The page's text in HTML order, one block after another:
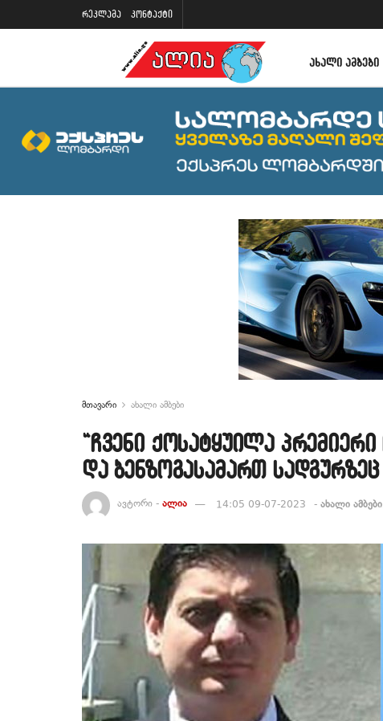
რეკლამა კონტაქტი
ᲐᲮᲐᲚᲘ ᲐᲛᲑᲔᲑᲘ
მთავარი ახალი ამბები
“ჩვენი ქოსატყუილა
და ბენზოგასამართ
ავტორი - ალია 14:05 09-07-2023 - ახალი ამბები